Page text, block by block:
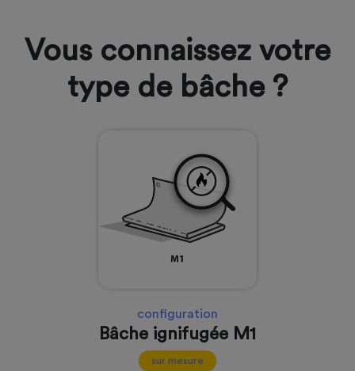
Vous connaissez votre
type de bâche ?
configuration
Bâche ignifugée M1
sur mesure